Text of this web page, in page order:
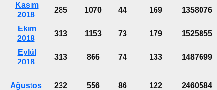
Kasım
2018
285 1070 44 169 1358076
Ekim
2018
313 1153 73 179 1525855
Eylül
2018
313 866 74 133 1487699
Ağustos
232 556 86 122 2460584